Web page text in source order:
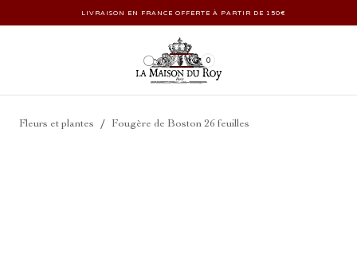
LIVRAISON EN FRANCE OFFERTE À PARTIR DE 150€
0
Fleurs et plantes / Fougère de Boston 26 feuilles